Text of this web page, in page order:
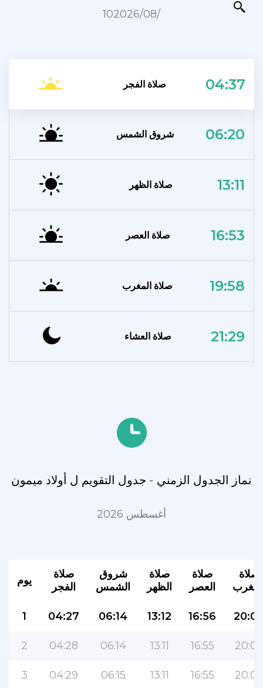
10‏/08‏/2026
صلاة الفجر 04:37
شروق الشمس 06:20
صلاة الظهر 13:11
صلاة العصر 16:53
صلاة المغرب 19:58
صلاة العشاء 21:29
نماز الجدول الزمني - جدول التقويم ل أولاد ميمون
أغسطس 2026
يوم
صلاة
الفجر
شروق
الشمس
صلاة
الظهر
صلاة
العصر
صلاة
1 04:27 06:14 13:12 16:56
2 04:28 06:14 13:11 16:55 20:06
3 04:29 06:15 13:11 16:55 20:05